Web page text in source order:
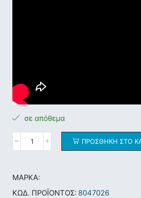
σε απόθεμα
ΠΡΟΣΘΉΚΗ ΣΤΟ
ΜΆΡΚΑ:
ΚΩΔ. ΠΡΟΪΌΝΤΟΣ: 8047026